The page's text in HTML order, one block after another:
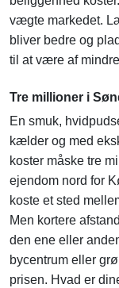
vægte markedet.
bliver bedre og
til at være af
Tre millioner i
En smuk,
kælder og med
koster måske tre
ejendom nord for
koste et sted
Men kortere
den ene eller
bycentrum eller
prisen. Hvad er